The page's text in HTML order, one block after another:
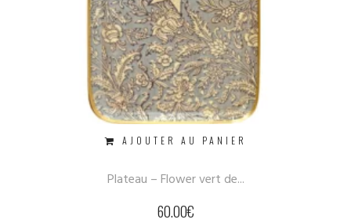
AJOUTER AU PANIER
Plateau – Flower vert de...
60.00€